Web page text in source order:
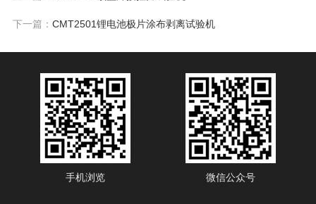
下一篇： CMT2501锂电池极片涂布剥离试验机
手机浏览 微信公众号